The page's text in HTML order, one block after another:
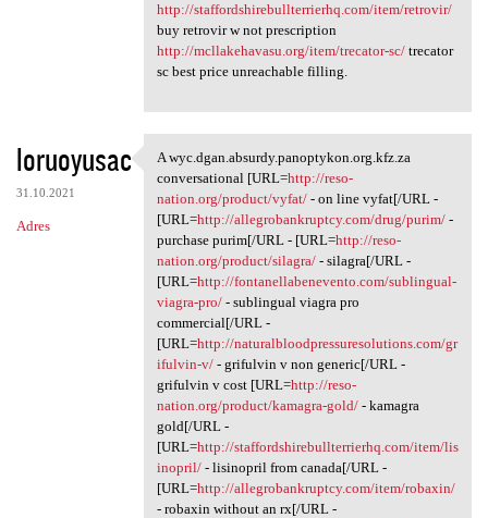
http://staffordshirebullterrierhq.com/item/retrovir/
buy retrovir w not prescription
http://mcllakehavasu.org/item/trecator-sc/trecator
sc best price unreachable filling.
loruoyusac
31.10.2021
Adres
A wyc.dgan.absurdy.panoptykon
A wyc.dgan.absurdy.panoptykon.org.kfz.za
conversational [URL=http://reso-
nation.org/product/vyfat/- on line vyfat[/URL -
[URL=http://allegrobankruptcy.com/drug/purim/-
purchase purim[/URL - [URL=http://reso-
nation.org/product/silagra/- silagra[/URL -
[URL=http://fontanellabenevento.com/sublingual-
viagra-pro/- sublingual viagra pro
commercial[/URL -
[URL=http://naturalbloodpressuresolutions.com/gr
ifulvin-v/- grifulvin v non generic[/URL -
grifulvin v cost [URL=http://reso-
nation.org/product/kamagra-gold/- kamagra
gold[/URL -
[URL=http://staffordshirebullterrierhq.com/item/lis
inopril/- lisinopril from canada[/URL -
[URL=http://allegrobankruptcy.com/item/robaxin/
- robaxin without an rx[/URL -